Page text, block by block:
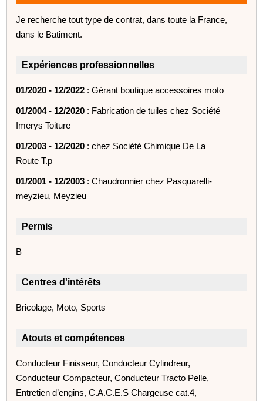
Je recherche tout type de contrat, dans toute la France,
dans le Batiment.
Expériences professionnelles
01/2020 - 12/2022 : Gérant boutique accessoires moto
01/2004 - 12/2020 : Fabrication de tuiles chez Société
Imerys Toiture
01/2003 - 12/2020 : chez Société Chimique De La
Route T.p
01/2001 - 12/2003 : Chaudronnier chez Pasquarelli-
meyzieu, Meyzieu
Permis
B
Centres d'intérêts
Bricolage, Moto, Sports
Atouts et compétences
Conducteur Finisseur, Conducteur Cylindreur,
Conducteur Compacteur, Conducteur Tracto Pelle,
Entretien d’engins, C.A.C.E.S Chargeuse cat.4,